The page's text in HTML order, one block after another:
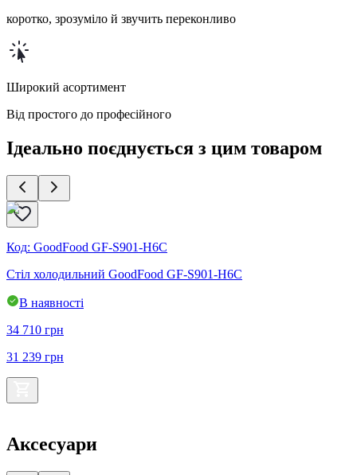
коротко, зрозуміло й звучить переконливо
Широкий асортимент
Від простого до професійного
Ідеально поєднується з цим товаром
Код: GoodFood GF-S901-H6C
Стіл холодильний GoodFood GF-S901-H6C
В наявності
34 710 грн
31 239 грн
Аксесуари